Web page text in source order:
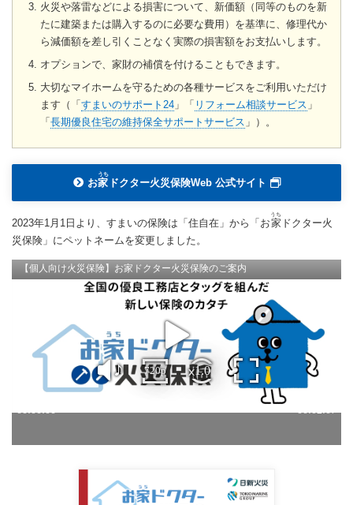
火災や落雷などによる損害について、新価額（同等のものを新
たに建築または購入するのに必要な費用）を基準に、修理代か
ら減価額を差し引くことなく実際の損害額をお支払いします。
オプションで、家財の補償を付けることもできます。
大切なマイホームを守るための各種サービスをご利用いただけ
ます（「すまいのサポート24」「 リフォーム相談サービス 」
「長期優良住宅の維持保全サポートサービス 」）。
お家
うち
ドクター火災保険Web 公式サイト
2023年1月1日より、すまいの保険は「住自在」から「お家
うち
ドクター火
災保険」にペットネームを変更しました。